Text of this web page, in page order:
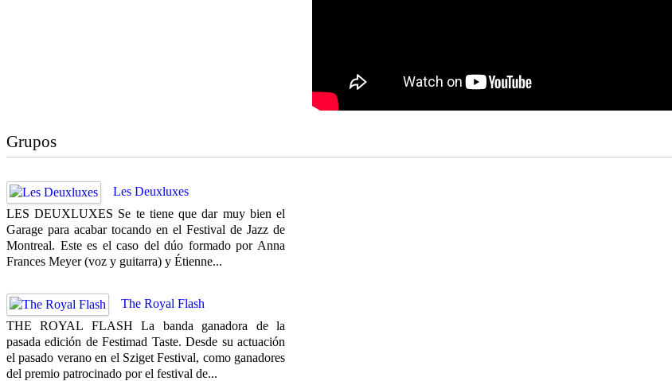
Grupos
Les Deuxluxes
LES DEUXLUXES Se te tiene que dar muy bien el
Garage para acabar tocando en el Festival de Jazz de
Montreal. Este es el caso del dúo formado por Anna
Frances Meyer (voz y guitarra) y Étienne...
The Royal Flash
THE ROYAL FLASH La banda ganadora de la
pasada edición de Festimad Taste. Desde su actuación
el pasado verano en el Sziget Festival, como ganadores
del premio patrocinado por el festival de...